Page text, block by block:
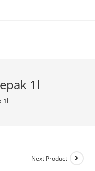
1l
1l
Next Product